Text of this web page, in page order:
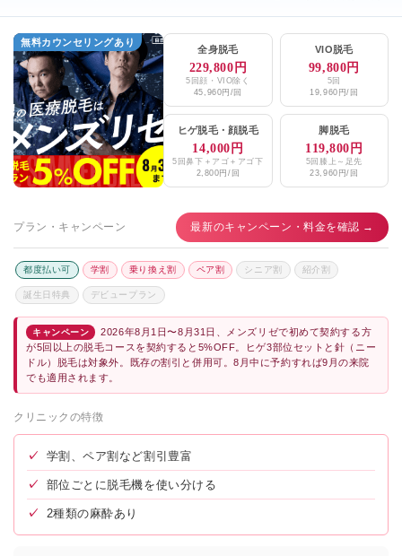
無料カウンセリングあり
全身脱毛
229,800円
5回顔・VIO除く
45,960円/回
VIO脱毛
99,800円
5回
19,960円/回
ヒゲ脱毛・ 顔脱毛
14,000円
5回鼻下＋アゴ＋アゴ下
2,800円/回
脚脱毛
119,800円
5回膝上～足先
23,960円/回
プラン・キャンペーン 最新のキャンペーン・料金を確認 →
都度払い可 学割 乗り換え割 ペア割 シニア割 紹介割
誕生日特典 デビュープラン
キャンペーン
2026年8月1日〜8月31日、メンズリゼで初めて契約する方
が5回以上の脱毛コースを契約すると5%OFF。ヒゲ3部位セットと針（ニー
ドル）脱毛は対象外。既存の割引と併用可。8月中に予約すれば9月の来院
でも適用されます。
クリニックの特徴
✓ 学割、ペア割など割引豊富
✓ 部位ごとに脱毛機を使い分ける
✓ 2種類の麻酔あり